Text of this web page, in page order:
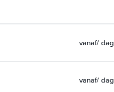
vanaf/ dag
vanaf/ dag